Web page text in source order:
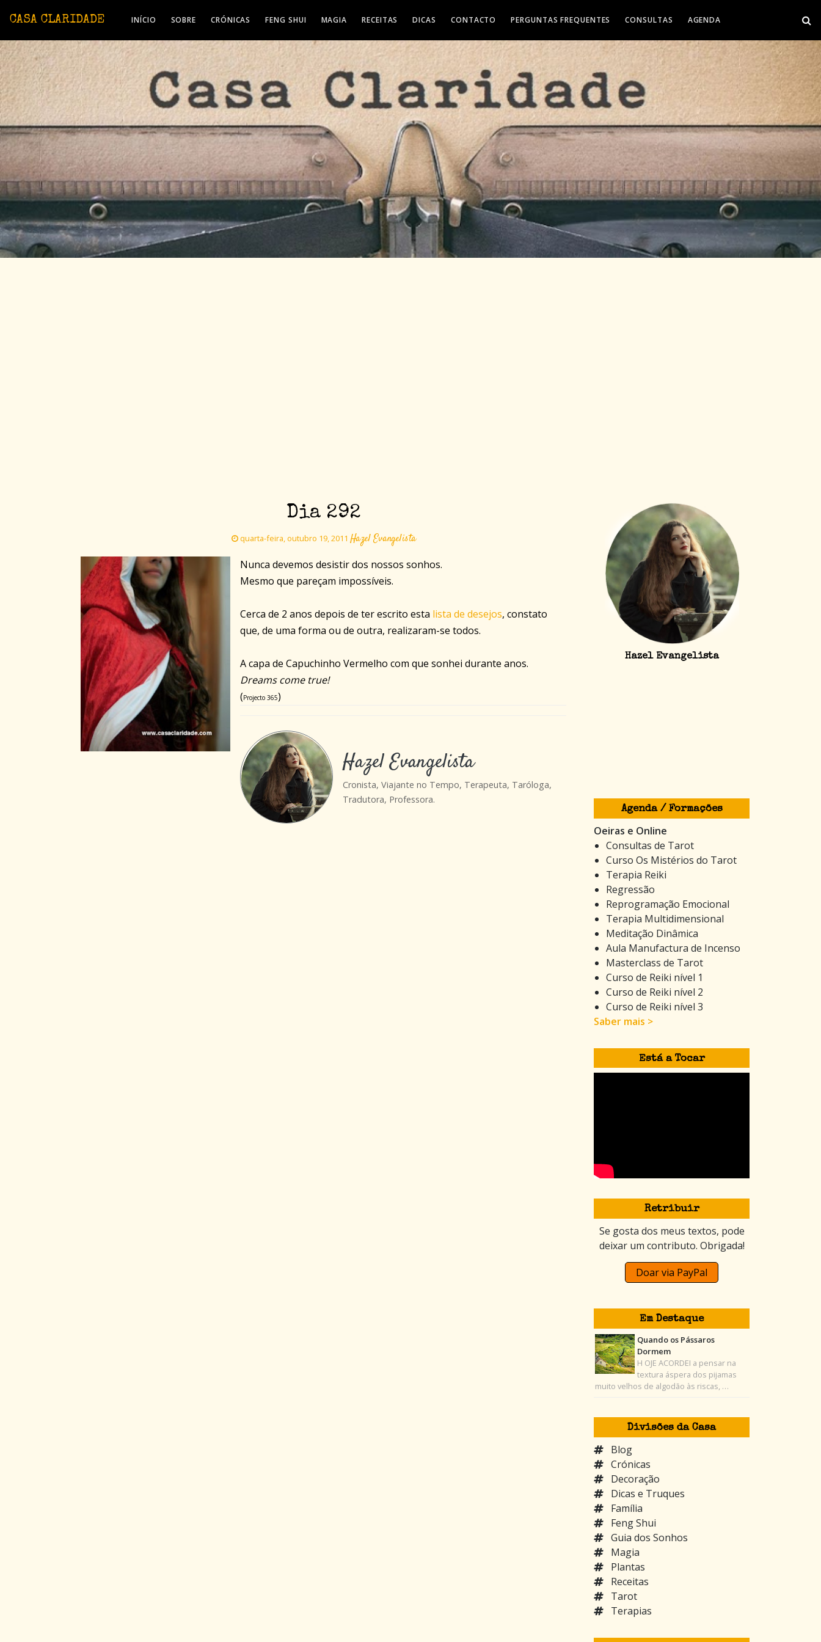
CASA CLARIDADE INÍCIO SOBRE CRÓNICAS FENG SHUI MAGIA RECEITAS DICAS CONTACTO PERGUNTAS FREQUENTES CONSULTAS AGENDA
Dia 292
quarta-feira, outubro 19, 2011 Hazel Evangelista
Nunca devemos desistir dos nossos sonhos.
Mesmo que pareçam impossíveis.
Cerca de 2 anos depois de ter escrito esta lista de desejos, constato
que, de uma forma ou de outra, realizaram-se todos.
A capa de Capuchinho Vermelho com que sonhei durante anos.
Dreams come true!
(Projecto 365)
Hazel Evangelista
Cronista, Viajante no Tempo, Terapeuta, Taróloga,
Tradutora, Professora.
Hazel Evangelista
Agenda / Formações
Oeiras e Online
Consultas de Tarot
Curso Os Mistérios do Tarot
Terapia Reiki
Regressão
Reprogramação Emocional
Terapia Multidimensional
Meditação Dinâmica
Aula Manufactura de Incenso
Masterclass de Tarot
Curso de Reiki nível 1
Curso de Reiki nível 2
Curso de Reiki nível 3
Saber mais >
Está a Tocar
Retribuir
Se gosta dos meus textos, pode
deixar um contributo. Obrigada!
Doar via PayPal
Em Destaque
Quando os Pássaros
Dormem
H OJE ACORDEI a pensar na
textura áspera dos pijamas
muito velhos de algodão às riscas, …
Divisões da Casa
Blog
Crónicas
Decoração
Dicas e Truques
Família
Feng Shui
Guia dos Sonhos
Magia
Plantas
Receitas
Tarot
Terapias